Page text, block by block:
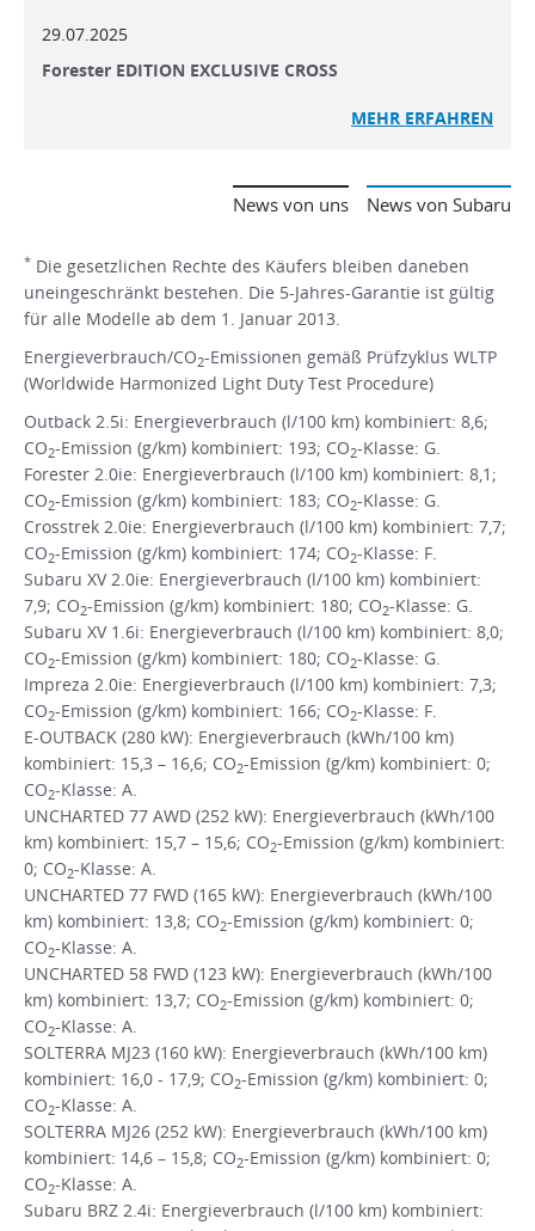
29.07.2025
Forester EDITION EXCLUSIVE CROSS
MEHR ERFAHREN
News von Subaru
News von uns
* Die gesetzlichen Rechte des Käufers bleiben daneben
uneingeschränkt bestehen. Die 5-Jahres-Garantie ist gültig
für alle Modelle ab dem 1. Januar 2013.
Energieverbrauch/CO2-Emissionen gemäß Prüfzyklus WLTP
(Worldwide Harmonized Light Duty Test Procedure)
Outback 2.5i: Energieverbrauch (l/100 km) kombiniert: 8,6;
CO2-Emission (g/km) kombiniert: 193; CO2-Klasse: G.
Forester 2.0ie: Energieverbrauch (l/100 km) kombiniert: 8,1;
CO2-Emission (g/km) kombiniert: 183; CO2-Klasse: G.
Crosstrek 2.0ie: Energieverbrauch (l/100 km) kombiniert: 7,7;
CO2-Emission (g/km) kombiniert: 174; CO2-Klasse: F.
Subaru XV 2.0ie: Energieverbrauch (l/100 km) kombiniert:
7,9; CO2-Emission (g/km) kombiniert: 180; CO2-Klasse: G.
Subaru XV 1.6i: Energieverbrauch (l/100 km) kombiniert: 8,0;
CO2-Emission (g/km) kombiniert: 180; CO2-Klasse: G.
Impreza 2.0ie: Energieverbrauch (l/100 km) kombiniert: 7,3;
CO2-Emission (g/km) kombiniert: 166; CO2-Klasse: F.
E-OUTBACK (280 kW): Energieverbrauch (kWh/100 km)
kombiniert: 15,3 – 16,6; CO2-Emission (g/km) kombiniert: 0;
CO2-Klasse: A.
UNCHARTED 77 AWD (252 kW): Energieverbrauch (kWh/100
km) kombiniert: 15,7 – 15,6; CO2-Emission (g/km) kombiniert:
0; CO2-Klasse: A.
UNCHARTED 77 FWD (165 kW): Energieverbrauch (kWh/100
km) kombiniert: 13,8; CO2-Emission (g/km) kombiniert: 0;
CO2-Klasse: A.
UNCHARTED 58 FWD (123 kW): Energieverbrauch (kWh/100
km) kombiniert: 13,7; CO2-Emission (g/km) kombiniert: 0;
CO2-Klasse: A.
SOLTERRA MJ23 (160 kW): Energieverbrauch (kWh/100 km)
kombiniert: 16,0 - 17,9; CO2-Emission (g/km) kombiniert: 0;
CO2-Klasse: A.
SOLTERRA MJ26 (252 kW): Energieverbrauch (kWh/100 km)
kombiniert: 14,6 – 15,8; CO2-Emission (g/km) kombiniert: 0;
CO2-Klasse: A.
Subaru BRZ 2.4i: Energieverbrauch (l/100 km) kombiniert: